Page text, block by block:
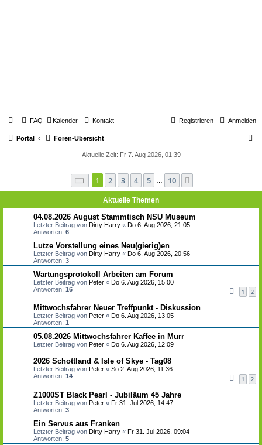
FAQ Kalender Kontakt Anmelden
Registrieren
Portal Foren-Übersicht
e
Aktuelle Zeit: Fr 7. Aug 2026, 01:39
Seite 1von 10
1 2 3 4 5 10
Aktuelle Themen
04.08.2026 August Stammtisch NSU Museum
Letzter Beitrag von Dirty Harry « Do 6. Aug 2026, 21:05
Antworten: 6
Lutze Vorstellung eines Neu(gierig)en
Letzter Beitrag von Dirty Harry « Do 6. Aug 2026, 20:56
Antworten: 3
Wartungsprotokoll Arbeiten am Forum
Letzter Beitrag von Peter « Do 6. Aug 2026, 15:00
Antworten: 16 1 2
Mittwochsfahrer Neuer Treffpunkt - Diskussion
Letzter Beitrag von Peter « Do 6. Aug 2026, 13:05
Antworten: 1
05.08.2026 Mittwochsfahrer Kaffee in Murr
Letzter Beitrag von Peter « Do 6. Aug 2026, 12:09
2026 Schottland & Isle of Skye - Tag08
Letzter Beitrag von Peter « So 2. Aug 2026, 11:36
Antworten: 14 1 2
Z1000ST Black Pearl - Jubiläum 45 Jahre
Letzter Beitrag von Peter « Fr 31. Jul 2026, 14:47
Antworten: 3
Ein Servus aus Franken
Letzter Beitrag von Dirty Harry « Fr 31. Jul 2026, 09:04
Antworten: 5